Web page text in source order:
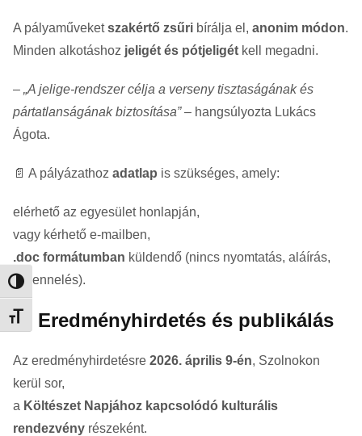
Nagy kontraszt váltása
Betűméret váltása
A pályaműveketszakértő zsűri bírálja el, anonim módon.
Minden alkotáshoz jeligét és pótjeligét kell megadni.
– „A jelige-rendszer célja a verseny tisztaságának és
pártatlanságának biztosítása”– hangsúlyozta Lukács
Ágota.
📄 A pályázathoz adatlap is szükséges, amely:
elérhető az egyesület honlapján,
vagy kérhető e-mailben,
.doc formátumban küldendő (nincs nyomtatás, aláírás,
szkennelés).
🎉 Eredményhirdetés és publikálás
Az eredményhirdetésre 2026. április 9-én, Szolnokon
kerül sor,
a Költészet Napjához kapcsolódó kulturális
rendezvény részeként.